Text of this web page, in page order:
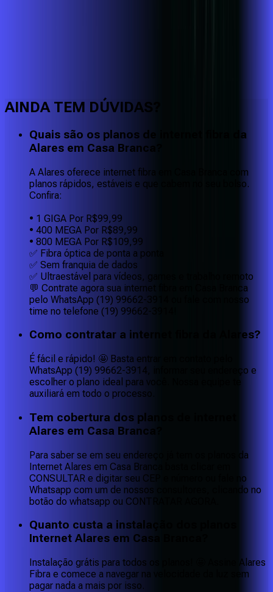
AINDA TEM DÚVIDAS?
Quais são os planos de internet fibra da
Alares em Casa Branca?
A Alares oferece internet fibra em Casa Branca com
planos rápidos, estáveis e que cabem no seu bolso.
Confira:
• 1 GIGA Por R$99,99
• 400 MEGA Por R$89,99
• 800 MEGA Por R$109,99
✅ Fibra óptica de ponta a ponta
✅ Sem franquia de dados
✅ Ultraestável para vídeos, games e trabalho remoto
💬 Contrate agora sua internet fibra em Casa Branca
pelo WhatsApp (19) 99662-3914 ou fale com nosso
time no telefone (19) 99662-3914!
Como contratar a internet fibra da Alares?
É fácil e rápido! 🤩 Basta entrar em contato pelo
WhatsApp (19) 99662-3914, informar seu endereço e
escolher o plano ideal para você. Nossa equipe te
auxiliará em todo o processo.
Tem cobertura dos planos de internet
Alares em Casa Branca?
Para saber se em seu endereço já tem os planos da
Internet Alares em Casa Branca basta clicar em
CONSULTAR e digitar seu CEP e número ou fale no
Whatsapp com um de nossos consultores, clicando no
botão do whatsapp ou CONTRATAR AGORA.
Quanto custa a instalação dos planos
Internet Alares em Casa Branca?
Instalação grátis para todos os planos! 🤩 Assine Alares
Fibra e comece a navegar na velocidade da luz sem
pagar nada a mais por isso.